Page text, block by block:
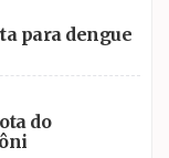
para dengue
do